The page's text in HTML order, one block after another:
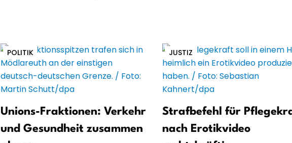
POLITIK
Unions-Fraktionen: Verkehr
und Gesundheit zusammen
JUSTIZ
Strafbefehl für
nach Erotikvideo